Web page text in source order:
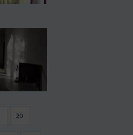
20